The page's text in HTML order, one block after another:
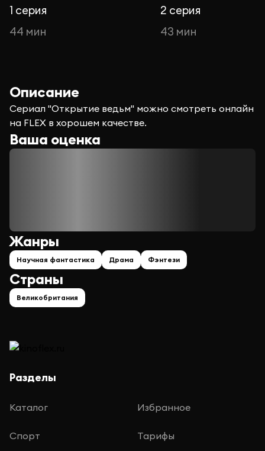
1 серия
44 мин
2 серия
43 мин
Описание
Сериал "Открытие ведьм" можно смотреть онлайн
на FLEX в хорошем качестве.
Ваша оценка
Страны
Великобритания
Жанры
Научная фантастика Драма Фэнтези
Разделы
Каталог Избранное
Спорт Тарифы